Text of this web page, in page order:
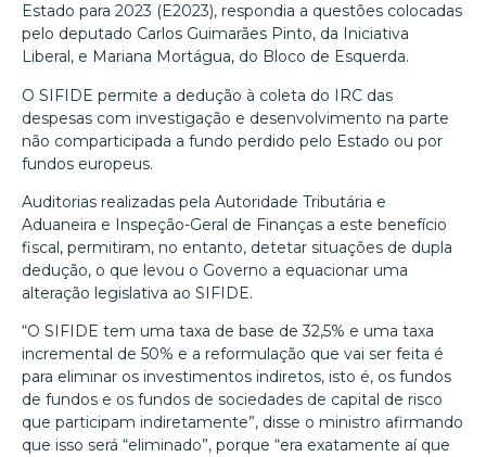
Estado para 2023 (E2023), respondia a questões colocadas
pelo deputado Carlos Guimarães Pinto, da Iniciativa
Liberal, e Mariana Mortágua, do Bloco de Esquerda.
O SIFIDE permite a dedução à coleta do IRC das
despesas com investigação e desenvolvimento na parte
não comparticipada a fundo perdido pelo Estado ou por
fundos europeus.
Auditorias realizadas pela Autoridade Tributária e
Aduaneira e Inspeção-Geral de Finanças a este benefício
fiscal, permitiram, no entanto, detetar situações de dupla
dedução, o que levou o Governo a equacionar uma
alteração legislativa ao SIFIDE.
“O SIFIDE tem uma taxa de base de 32,5% e uma taxa
incremental de 50% e a reformulação que vai ser feita é
para eliminar os investimentos indiretos, isto é, os fundos
de fundos e os fundos de sociedades de capital de risco
que participam indiretamente”, disse o ministro afirmando
que isso será “eliminado”, porque “era exatamente aí que